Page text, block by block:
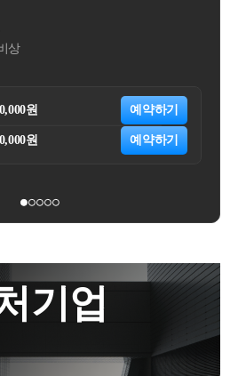
한법
대주택에 대한 양도소득세
의 어느 하나에 해당하는 국민
를 포함한다)을 2000년 12월
득에 대한 양도소득세의 100
대주택에 관한 특별법」 또는
및 임대를 개시하여 5년 이
택만 해당한다) 및 10년 이상
1일부터 2000년 12월 31일까
31일 이전에 신축된 공동주
에 임대차 기간이 시작되어 실
대한 경우, - 해당 계약이 상생
임대차계약에 해당하는지 여부
체결한 임대차 계약이 직전 임
여부서면-2022-법규재산-4083
: 2022.11.18.생산일자 : 2022.11.
제 1년 6개월 이상 임대한 경우,
소득세법 시행령」 제155조의3
약으로 볼 수 있는 것입니다.사
주택 취득 계약 *매도인이 임차
는 조건으로 매매계약○2021.x
임차인과 임대차계약 체결, 임
한 제3자 배달업체가 음식을 배
은 구매회원으로부터 배달료
게 전달] 및 Own Delivery(OD)
을 지불하면 당월 주문 중 건당 최
이상 주문에 대해 배달료(배달형
을 수 있는 멤버십제도를 운영
버십에 가입한 구매회원들에 대
청법인이 전액 부담, 즉 구매회
음식 대금만을 지급하고-신청인
신청법인이 판매회원으로부터
수료에서 차감하는 방식으로 정
이 아주 중요합니다. 단순히 사
는 것이 아니기 때문에 잘못 판
자의 세제혜택을 적용받지 못
간임대주택법과 국세 세제혜택
임대기간 기산일은 아래와 같습
법 기산일 : ❶, ❷중 늦은 날&gt;
등록일❷ 실제 임대개시일&lt;국
등)의 세제혜택을 받기 위한 국
보아야 합니다.실제 사례로, 임
제 임대개시가 늦었음에도 불구
사업자 8년 자동말소가 되자마
연하게도 양도세 신고시 장기
용해서 신고를 했다가 양도소
분 전화상담 50,000원
분 방문상담 200,000원
기업